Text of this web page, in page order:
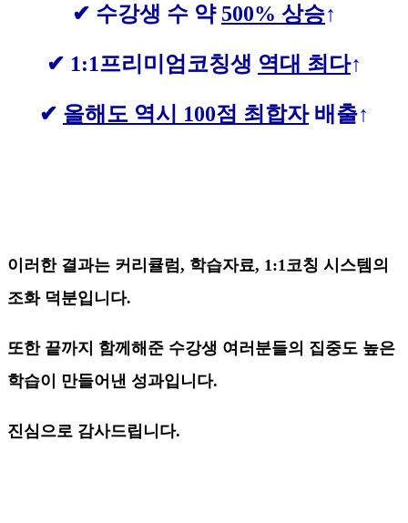
✔ 수강생 수 약 500% 상승↑
✔ 1:1프리미엄코칭생 역대 최다↑
✔ 올해도 역시 100점 최합자배출↑
이러한 결과는 커리큘럼, 학습자료, 1:1코칭 시스템의
조화 덕분입니다.
또한 끝까지 함께해준 수강생 여러분들의 집중도 높은
학습이 만들어낸 성과입니다.
진심으로 감사드립니다.